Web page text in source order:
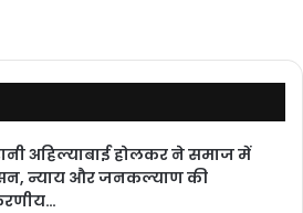
अहिल्याबाई होलकर ने समाज में
न्याय और जनकल्याण की